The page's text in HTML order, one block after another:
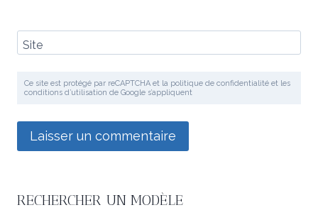
Site
Ce site est protégé par reCAPTCHA et la politique de confidentialité et les
conditions d’utilisation de Google s’appliquent
RECHERCHER UN MODÈLE